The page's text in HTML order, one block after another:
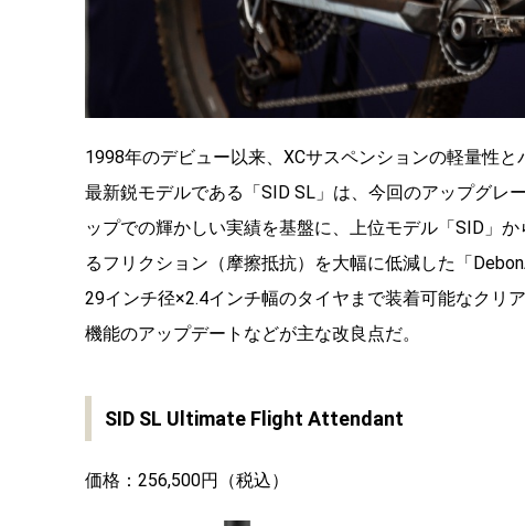
1998年のデビュー以来、XCサスペンションの軽量性
最新鋭モデルである「SID SL」は、今回のアップグレ
ップでの輝かしい実績を基盤に、上位モデル「SID」
るフリクション（摩擦抵抗）を大幅に低減した「
29インチ径×2.4インチ幅のタイヤまで装着可能なク
機能のアップデートなどが主な改良点だ。
SID SL Ultimate Flight Attendant
価格：256,500円（税込）